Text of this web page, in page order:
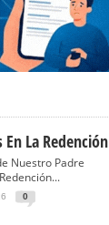
En La Redención
Nuestro Padre
0